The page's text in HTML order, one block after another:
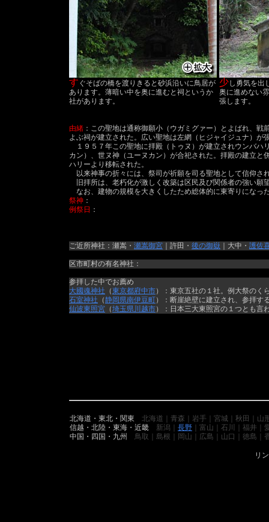
す ぐそばの橋を渡りきると砂浜沿いに鳥居が
あります。薄暗い中を奥に進むと祠というか
社があります。
少し勇気を出
奥に進めない
張します。
由緒 ：この聖地は通称御願小（ウガミグァー）とよばれ、
よぶ祠が建立された。広い聖地は左網（ヒジャイジュナ）
１９５７年この聖地に拝殿（トゥヌ）が建立されウンバハ
カン）、世ヌ神（ユーヌカン）が合祀された。拝殿の建立
ハリーより移転された。
以来神事の折々には、祭司が祈願を司る聖地として信仰さ
旧拝所は、老朽化が激しく改築は区民及び関係者の強い願
なお、建物の規模を大きくしたため総体的に東寄りにな
祭神 ：
例祭日 ：
ご近所神社：瀬嵩・ 瀬嵩御宮 ｜許田・ 後の御嶽 ｜大中・ 護佐
区市町村の有名神社：
参拝した中でお薦め
大國魂神社 （東京都府中市）：東京五社の１社。例大祭のく
石室神社 （静岡県南伊豆町）：断崖絶壁に建立され、参拝す
仙波東照宮 （埼玉県川越市）：日本三大東照宮の１つとも言
北海道・東北・関東 北海道｜青森｜岩手｜宮城｜秋田｜山
信越・北陸・東海・近畿 新潟｜ 長野 ｜富山｜石川｜福井｜
中国・四国・九州 鳥取｜島根｜岡山｜広島｜山口｜徳島｜
リ